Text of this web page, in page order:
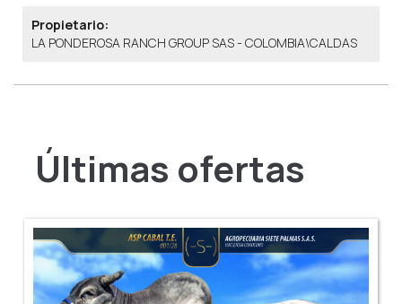
Propietario:
LA PONDEROSA RANCH GROUP SAS - COLOMBIA\CALDAS
Últimas ofertas